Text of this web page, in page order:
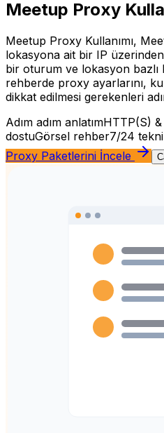
Meetup Proxy
Meetup Proxy Kullanımı,
lokasyona ait bir IP
bir oturum ve lokasyon bazlı
rehberde proxy ayarlarını,
dikkat edilmesi gerekenleri
Adım adım anlatımHTTP(S) &
dostuGörsel rehber7/24
Proxy Paketlerini İncele